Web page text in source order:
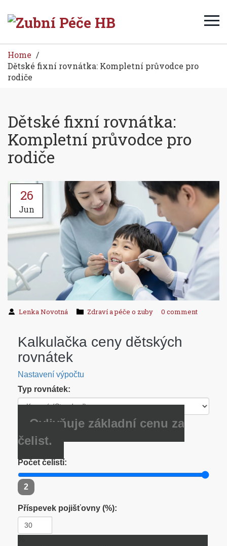
Home
Dětské fixní rovnátka: Kompletní průvodce pro
rodiče
Dětské fixní rovnátka:
Kompletní průvodce pro
rodiče
26
Jun
Lenka Novotná Zdraví a péče o zuby 0 comment
Kalkulačka ceny dětských
rovnátek
Nastavení výpočtu
Typ rovnátek:
Ovlivňuje základní cenu za
čelist.
Počet čelistí:
2
Příspevek pojišťovny (%):